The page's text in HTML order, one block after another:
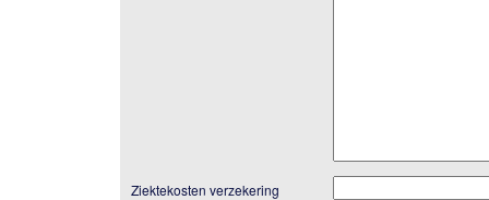
Ziektekosten verzekering